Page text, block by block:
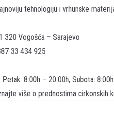
tehnologiju i vrhunske
320 Vogošća – Sarajevo
33 434 925
8:00h – 20:00h, Subota:
više o prednostima cirkonskih